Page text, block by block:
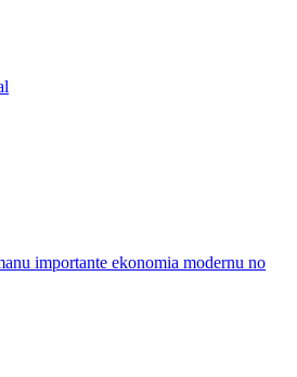
importante ekonomia modernu no